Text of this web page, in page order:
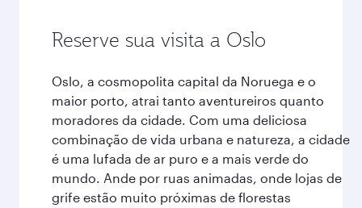
Reserve sua visita a Oslo
Oslo, a cosmopolita capital da Noruega e o
maior porto, atrai tanto aventureiros quanto
moradores da cidade. Com uma deliciosa
combinação de vida urbana e natureza, a cidade
é uma lufada de ar puro e a mais verde do
mundo. Ande por ruas animadas, onde lojas de
grife estão muito próximas de florestas